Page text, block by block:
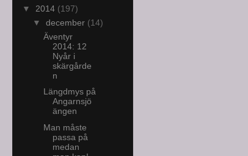
▼ 2014 (197)
▼ december (14)
Äventyr
2014: 12
Nyår i
skärgårde
n
Längdmys på
Angarnsjö
ängen
Man måste
passa på
medan